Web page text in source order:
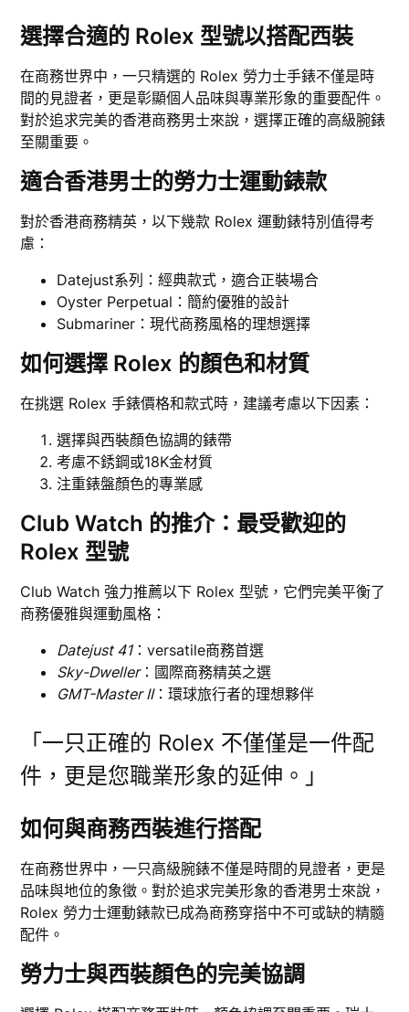
選擇合適的 Rolex 型號以搭配西裝
在商務世界中，一只精選的 Rolex 勞力士手錶不僅是時
間的見證者，更是彰顯個人品味與專業形象的重要配件。
對於追求完美的香港商務男士來說，選擇正確的高級腕錶
至關重要。
適合香港男士的勞力士運動錶款
對於香港商務精英，以下幾款 Rolex 運動錶特別值得考
慮：
Datejust系列：經典款式，適合正裝場合
Oyster Perpetual：簡約優雅的設計
Submariner：現代商務風格的理想選擇
如何選擇 Rolex 的顏色和材質
在挑選 Rolex 手錶價格和款式時，建議考慮以下因素：
選擇與西裝顏色協調的錶帶
考慮不銹鋼或18K金材質
注重錶盤顏色的專業感
Club Watch 的推介：最受歡迎的
Rolex 型號
Club Watch 強力推薦以下 Rolex 型號，它們完美平衡了
商務優雅與運動風格：
Datejust 41：versatile商務首選
Sky-Dweller：國際商務精英之選
GMT-Master II：環球旅行者的理想夥伴
「一只正確的 Rolex 不僅僅是一件配
件，更是您職業形象的延伸。」
如何與商務西裝進行搭配
在商務世界中，一只高級腕錶不僅是時間的見證者，更是
品味與地位的象徵。對於追求完美形象的香港男士來說，
Rolex 勞力士運動錶款已成為商務穿搭中不可或缺的精髓
配件。
勞力士與西裝顏色的完美協調